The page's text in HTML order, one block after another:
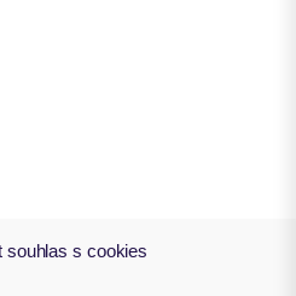
souhlas s cookies